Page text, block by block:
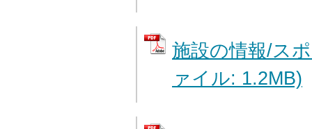
施設の情報/ス
ァイル: 1.2MB)